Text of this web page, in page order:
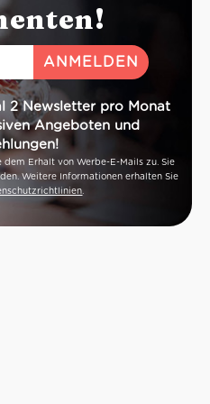
2 Newsletter pro Monat
Angeboten und
Erhalt von Werbe-E-Mails zu. Sie
Weitere Informationen erhalten Sie